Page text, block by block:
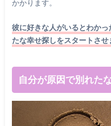
かかります。
彼に好きな人がいるとわか
たな幸せ探しをスタートさせ
自分が原因で別れた